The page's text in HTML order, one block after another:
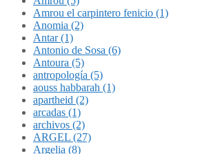
Amrou el carpintero fenicio (1)
Anomia (2)
Antar (1)
Antonio de Sosa (6)
Antoura (5)
antropología (5)
aouss habbarah (1)
apartheid (2)
arcadas (1)
archivos (2)
ARGEL (27)
Argelia (8)